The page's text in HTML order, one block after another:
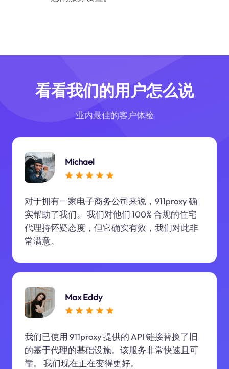
看看我们的用户怎么说
业内最佳的客户体验
Michael
对于拥有一家电子商务公司来说，911proxy 确
实帮助了我们。 我们对他们 100% 合规的住宅
代理持怀疑态度，但它确实有效，我们对此非
常满意。
Max Eddy
我们已使用 911proxy 提供的 API 链接替换了旧
的基于代理的基础设施。该服务非常快速且可
靠。 我们现在正在变得更好。